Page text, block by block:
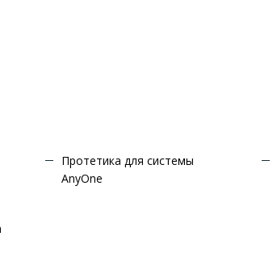
Протетика для системы
AnyOne